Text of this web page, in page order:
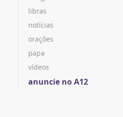
libras
notícias
orações
papa
vídeos
anuncie no A12